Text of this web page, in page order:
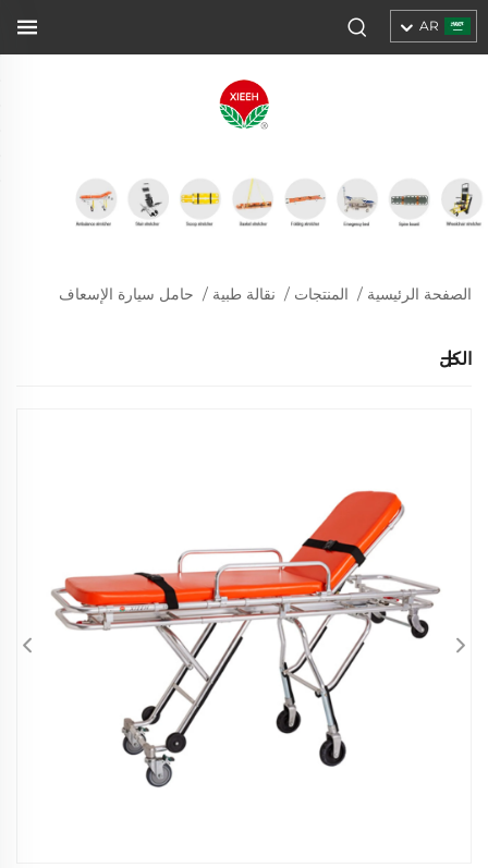
AR
الصفحة الرئيسية / المنتجات / نقالة طبية / حامل سيارة الإسعاف
الكل